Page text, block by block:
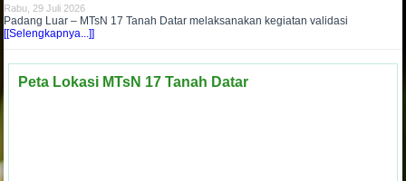
Rabu, 29 Juli 2026
Padang Luar – MTsN 17 Tanah Datar melaksanakan kegiatan validasi
[[Selengkapnya...]]
Peta Lokasi MTsN 17 Tanah Datar